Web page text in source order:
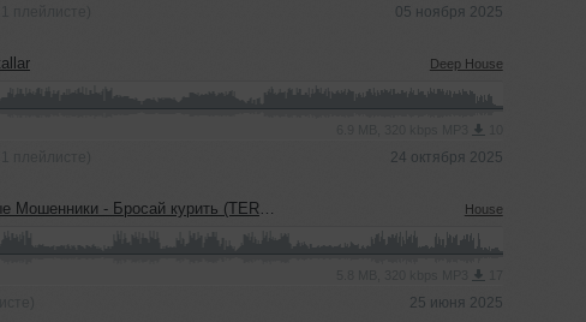
05 ноября 2025
Deep House
24 октября 2025
- Бросай курить (TERMIT 'Dirty Cash' Blend) House
25 июня 2025